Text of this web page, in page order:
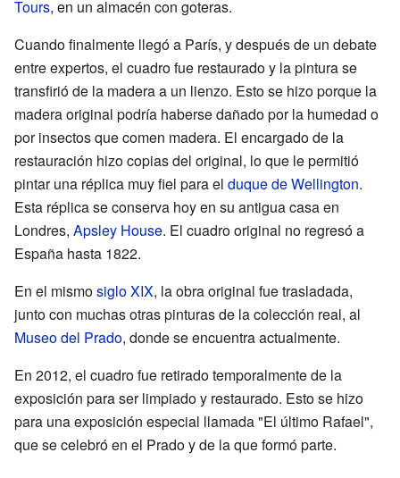
Tours, en un almacén con goteras.
Cuando finalmente llegó a París, y después de un debate
entre expertos, el cuadro fue restaurado y la pintura se
transfirió de la madera a un lienzo. Esto se hizo porque la
madera original podría haberse dañado por la humedad o
por insectos que comen madera. El encargado de la
restauración hizo copias del original, lo que le permitió
pintar una réplica muy fiel para el duque de Wellington.
Esta réplica se conserva hoy en su antigua casa en
Londres, Apsley House. El cuadro original no regresó a
España hasta 1822.
En el mismosiglo XIX, la obra original fue trasladada,
junto con muchas otras pinturas de la colección real, al
Museo del Prado, donde se encuentra actualmente.
En 2012, el cuadro fue retirado temporalmente de la
exposición para ser limpiado y restaurado. Esto se hizo
para una exposición especial llamada "El último Rafael",
que se celebró en el Prado y de la que formó parte.